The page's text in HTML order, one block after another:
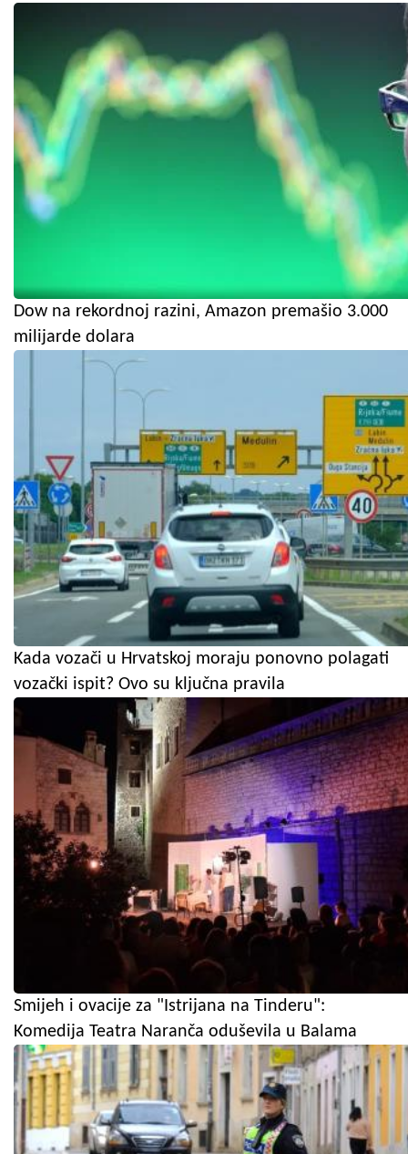
Dow na rekordnoj razini, Amazon premašio 3.000
milijarde dolara
Kada vozači u Hrvatskoj moraju ponovno polagati
vozački ispit? Ovo su ključna pravila
Smijeh i ovacije za "Istrijana na Tinderu":
Komedija Teatra Naranča oduševila u Balama